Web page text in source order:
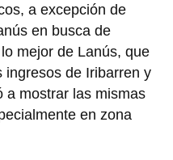
a excepción de
en busca de
mejor de Lanús, que
ingresos de Iribarren y
a mostrar las mismas
en zona